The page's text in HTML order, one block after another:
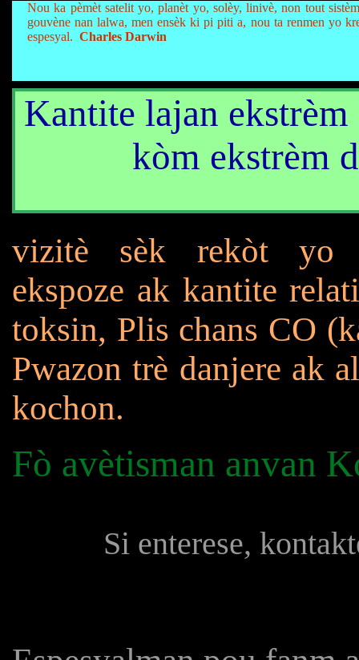
Nou ka pèmèt satelit yo, planèt yo, solèy, linivè, non tout
gouvène nan lalwa, men ensèk ki pi piti a, nou ta renmen yo
espesyal. Charles Darwin
Kantite lajan
kòm ekstrèm
vizitè sèk rekòt yo
ekspoze ak kantite
toksin, Plis chans CO
Pwazon trè danjere ak
kochon.
Fò avètisman anvan
Si enterese,